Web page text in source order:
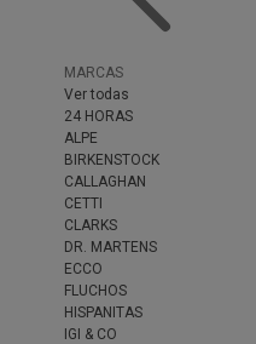
MARCAS
Ver todas
24 HORAS
ALPE
BIRKENSTOCK
CALLAGHAN
CETTI
CLARKS
DR. MARTENS
ECCO
FLUCHOS
HISPANITAS
IGI & CO